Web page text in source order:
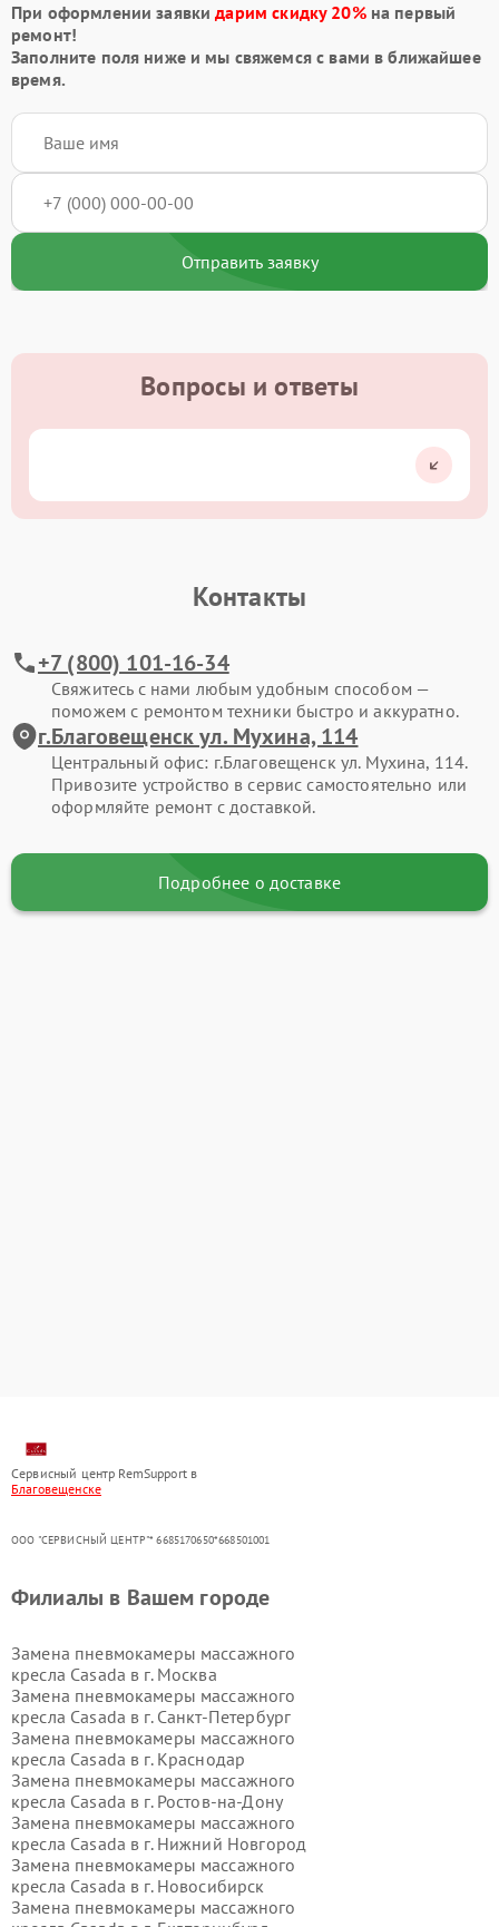
При оформлении заявкидарим скидку 20%на первый
ремонт!
Заполните поля ниже и мы свяжемся с вами в ближайшее
время.
Отправить заявку
Вопросы и ответы
Контакты
+7 (800) 101-16-34
Свяжитесь с нами любым удобным способом —
поможем с ремонтом техники быстро и аккуратно.
г.Благовещенск ул. Мухина, 114
Центральный офис: г.Благовещенск ул. Мухина, 114.
Привозите устройство в сервис самостоятельно или
оформляйте ремонт с доставкой.
Подробнее о доставке
Сервисный центр RemSupport в
Благовещенске
ООО "СЕРВИСНЫЙ ЦЕНТР"* 6685170650*668501001
Филиалы в Вашем городе
Замена пневмокамеры массажного
кресла Casada в г. Москва
Замена пневмокамеры массажного
кресла Casada в г. Санкт-Петербург
Замена пневмокамеры массажного
кресла Casada в г. Краснодар
Замена пневмокамеры массажного
кресла Casada в г. Ростов-на-Дону
Замена пневмокамеры массажного
кресла Casada в г. Нижний Новгород
Замена пневмокамеры массажного
кресла Casada в г. Новосибирск
Замена пневмокамеры массажного